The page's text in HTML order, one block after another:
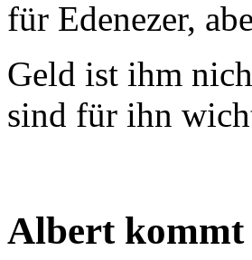
für Edenezer,
Geld ist ihm
sind für ihn
Albert kommt